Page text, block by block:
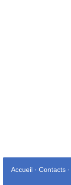
Accueil · Contacts ·